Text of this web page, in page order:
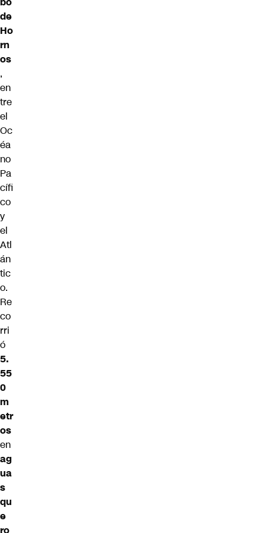
de
Ho
rn
os
,
en
tre
el
Oc
éa
no
Pa
cífi
co
y
el
Atl
án
tic
o.
Re
co
rri
ó
5.
55
0
m
etr
os
en
ag
ua
s
qu
e
ro